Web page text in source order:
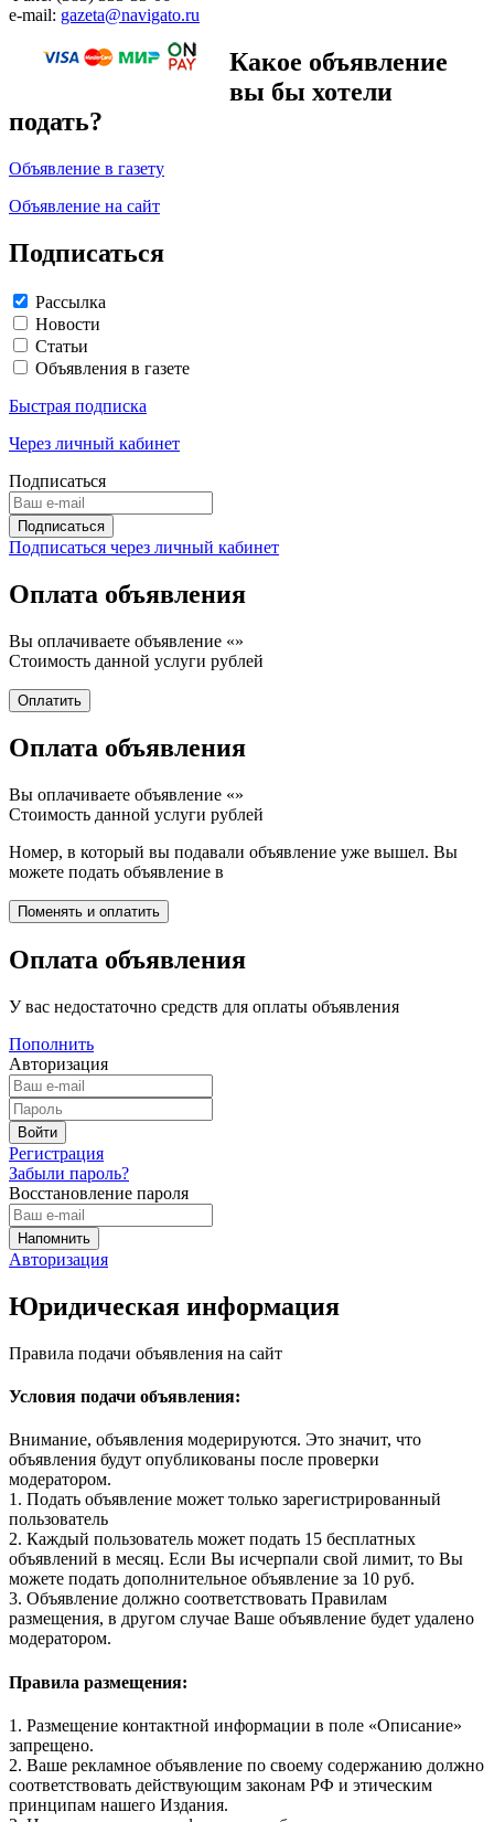
e-mail: gazeta@navigato.ru
Какое объявление
вы бы хотели
подать?
Объявление в газету
Объявление на сайт
Подписаться
Рассылка
Новости
Статьи
Объявления в газете
Быстрая подписка
Через личный кабинет
Подписаться
Подписаться через личный кабинет
Оплата объявления
Вы оплачиваете объявление «»
Стоимость данной услуги рублей
Оплата объявления
Вы оплачиваете объявление «»
Стоимость данной услуги рублей
Номер, в который вы подавали объявление уже вышел. Вы
можете подать объявление в
Оплата объявления
У вас недостаточно средств для оплаты объявления
Пополнить
Авторизация
Регистрация
Забыли пароль?
Восстановление пароля
Авторизация
Юридическая информация
Правила подачи объявления на сайт
Условия подачи объявления:
Внимание, объявления модерируются. Это значит, что
объявления будут опубликованы после проверки
модератором.
1. Подать объявление может только зарегистрированный
пользователь
2. Каждый пользователь может подать 15 бесплатных
объявлений в месяц. Если Вы исчерпали свой лимит, то Вы
можете подать дополнительное объявление за 10 руб.
3. Объявление должно соответствовать Правилам
размещения, в другом случае Ваше объявление будет удалено
модератором.
Правила размещения:
1. Размещение контактной информации в поле «Описание»
запрещено.
2. Ваше рекламное объявление по своему содержанию должно
соответствовать действующим законам РФ и этическим
принципам нашего Издания.